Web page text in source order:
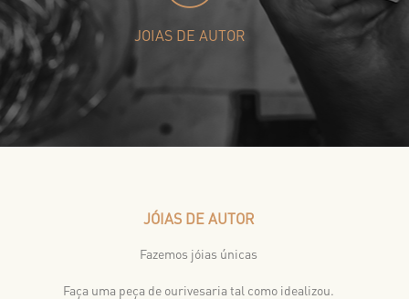
JÓIAS DE AUTOR
Fazemos jóias únicas
Faça uma peça de ourivesaria tal como idealizou.
JOIAS DE AUTOR